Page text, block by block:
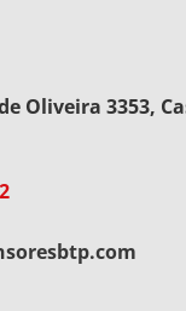
Oliveira 3353,